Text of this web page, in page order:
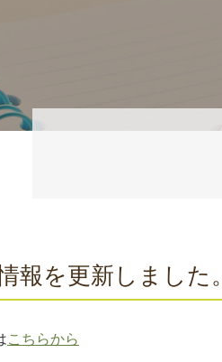
報を更新しました。
こちらから